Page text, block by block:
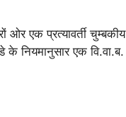
एक प्रत्यावर्ती चुम्बकीय
एक वि.वा.ब.